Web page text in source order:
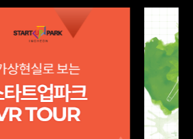
모든실증
및 서비스 조기상용화를 위하여